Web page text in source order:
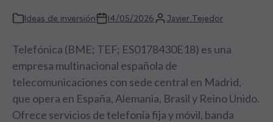
Ideas de inversión 14/05/2026 Javier Tejedor
Telefónica (BME; TEF; ES0178430E18) es una
empresa multinacional española de
telecomunicaciones con sede central en Madrid,
que opera en España, Alemania, Brasil y Reino Unido.
Ofrece servicios de telefonía fija y móvil, banda